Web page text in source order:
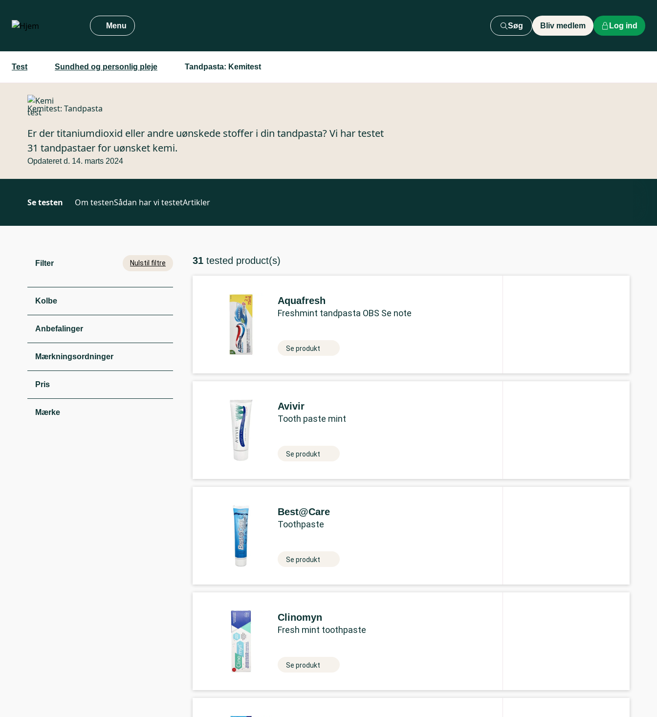
hovedindhold
Menu Søg Bliv medlem Log ind
Test Sundhed og personlig pleje Tandpasta: Kemitest
Kemitest: Tandpasta
Er der titaniumdioxid eller andre uønskede stoffer i din tandpasta? Vi har testet
31 tandpastaer for uønsket kemi.
Opdateret d. 14. marts 2024
Se testen Om testenSådan har vi testetArtikler
Filter Nulstil filtre
Kolbe
Anbefalinger
Mærkningsordninger
Pris
Mærke
31 tested product(s)
Aquafresh
Freshmint tandpasta OBS Se note
Se produkt
Avivir
Tooth paste mint
Se produkt
Best@Care
Toothpaste
Se produkt
Clinomyn
Fresh mint toothpaste
Se produkt